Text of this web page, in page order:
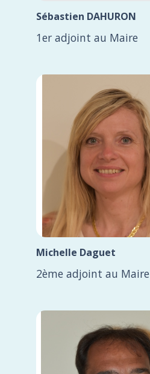
Sébastien DAHURON
1er adjoint au Maire
Michelle Daguet
2ème adjoint au Maire